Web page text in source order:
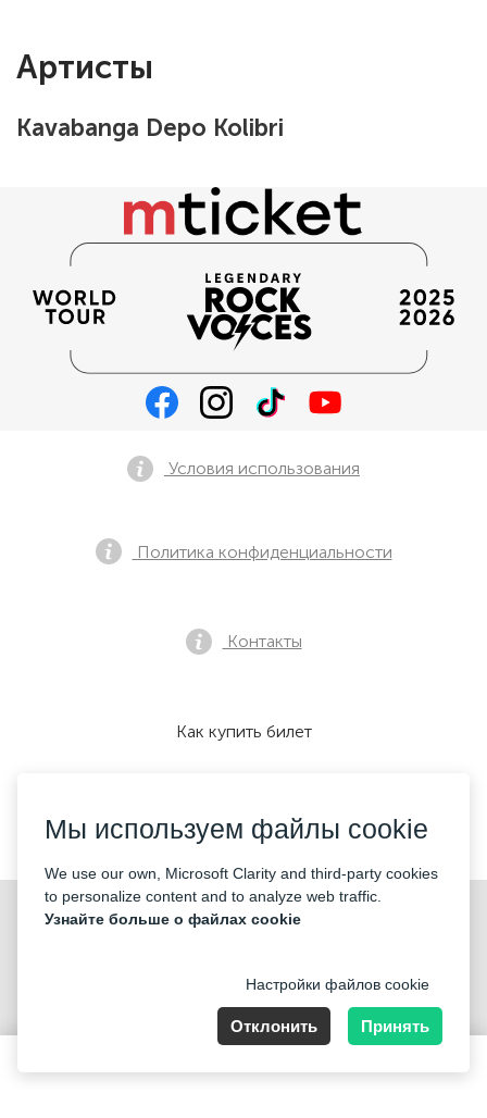
Артисты
Kavabanga Depo Kolibri
©2026 «Mticket Sp. z o.o.» Все права защищены
Условия использования
Политика конфиденциальности
Контакты
Как купить билет
Мы принимаем:
Мы используем файлы cookie
We use our own, Microsoft Clarity and third-party cookies
to personalize content and to analyze web traffic.
Узнайте больше о файлах cookie
Настройки файлов cookie
Отклонить Принять